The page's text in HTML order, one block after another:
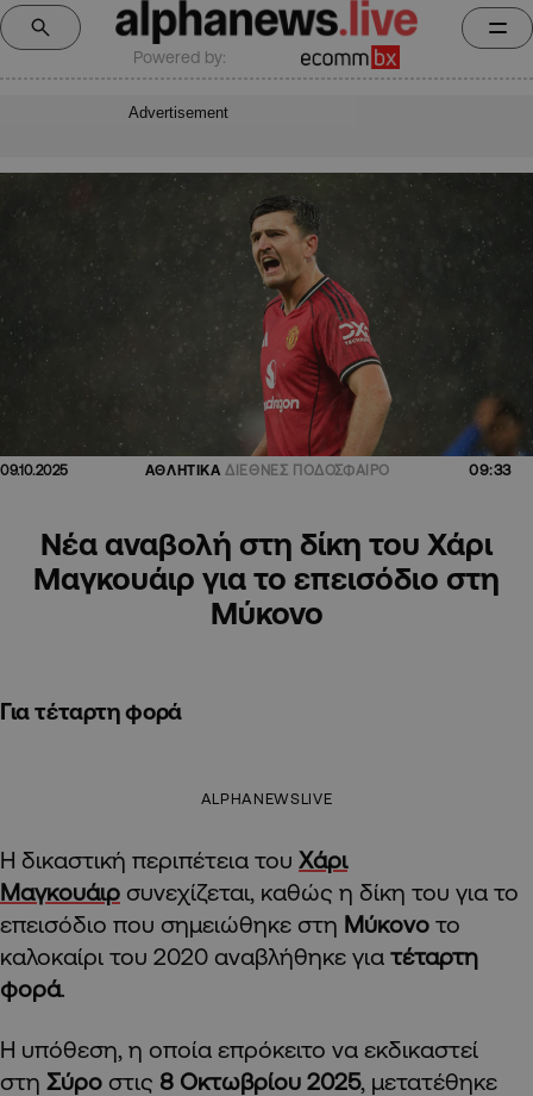
Powered by:
Advertisement
09.10.2025 ΑΘΛΗΤΙΚΑ ΔΙΕΘΝΕΣ ΠΟΔΟΣΦΑΙΡΟ 09:33
Νέα αναβολή στη δίκη του Χάρι
Μαγκουάιρ για το επεισόδιο στη
Μύκονο
Για τέταρτη φορά
ALPHANEWSLIVE
Η δικαστική περιπέτεια του Χάρι
Μαγκουάιρ συνεχίζεται, καθώς η δίκη του για το
επεισόδιο που σημειώθηκε στη Μύκονο το
καλοκαίρι του 2020 αναβλήθηκε για τέταρτη
φορά.
Η υπόθεση, η οποία επρόκειτο να εκδικαστεί
στη Σύρο στις 8 Οκτωβρίου 2025, μετατέθηκε